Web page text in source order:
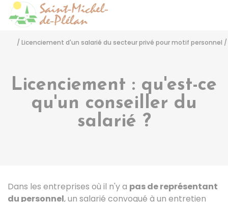
/ Licenciement d'un salarié du secteur privé pour motif personnel /
Licenciement : qu'est-ce
qu'un conseiller du
salarié ?
Dans les entreprises où il n'y a pas de représentant
du personnel, un salarié convoqué à un entretien